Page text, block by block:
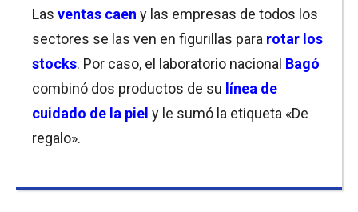
Las ventas caen y las empresas de todos los
sectores se las ven en figurillas para rotar los
stocks. Por caso, el laboratorio nacional Bagó
combinó dos productos de su línea de
cuidado de la piel y le sumó la etiqueta «De
regalo».